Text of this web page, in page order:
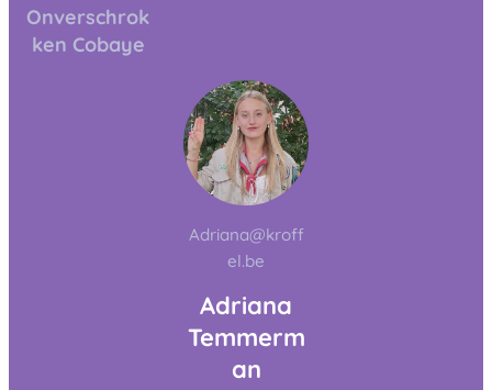
Onverschrok
ken Cobaye
Adriana@kroff
el.be
Adriana
Temmerm
an